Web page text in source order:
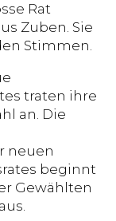
Rat
Zuben. Sie
Stimmen.
traten ihre
an. Die
neuen
beginnt
Gewählten